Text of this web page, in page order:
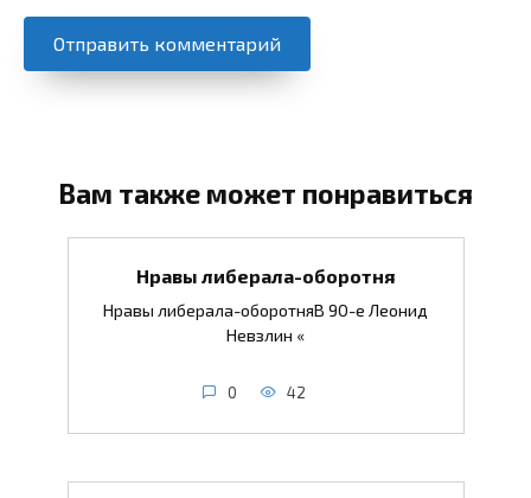
Вам также может понравиться
Нравы либерала-оборотня
Нравы либерала-оборотняВ 90-е Леонид
Невзлин «
0 42